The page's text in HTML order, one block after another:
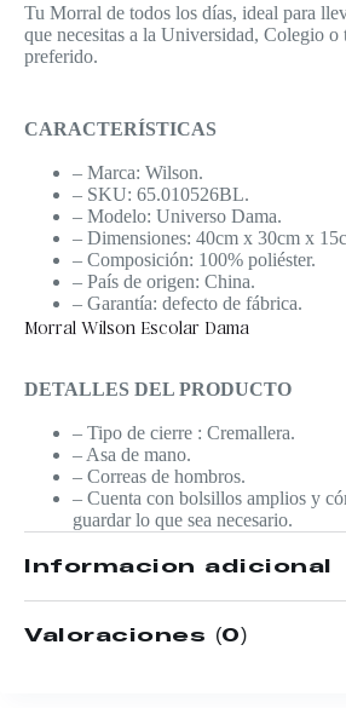
Tu Morral de todos los días, ideal para
que necesitas a la Universidad, Colegio o
preferido.
CARACTERÍSTICAS
– Marca: Wilson.
– SKU: 65.010526BL.
– Modelo: Universo Dama.
– Dimensiones: 40cm x 30cm x
– Composición: 100% poliéster.
– País de origen: China.
– Garantía: defecto de fábrica.
Morral Wilson Escolar Dama
DETALLES DEL PRODUCTO
– Tipo de cierre : Cremallera.
– Asa de mano.
– Correas de hombros.
– Cuenta con bolsillos amplios y
guardar lo que sea necesario.
Información adicional
Valoraciones (0)